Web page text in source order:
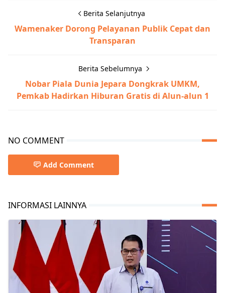
Berita Selanjutnya
Wamenaker Dorong Pelayanan Publik Cepat dan
Transparan
Berita Sebelumnya
Nobar Piala Dunia Jepara Dongkrak UMKM,
Pemkab Hadirkan Hiburan Gratis di Alun-alun 1
NO COMMENT
Add Comment
INFORMASI LAINNYA